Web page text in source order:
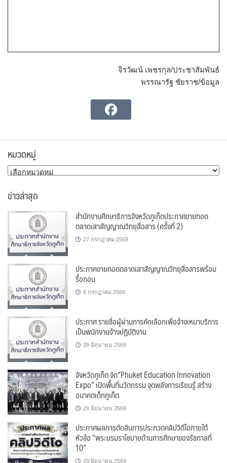
จิรวัฒน์ เพชรกุล/ประชาสัมพันธ์
พรรณารัฐ ชัยราช/ข้อมูล
หมวดหมู่
หมวด
ข่าวล่าสุด
สำนักงานศึกษาธิการจังหวัดภูเก็ตประกาศขายทอด
ตลาดเสาสัญญาณวิทยุสื่อสาร (ครั้งที่ 2)
27 กรกฎาคม 2569
ประกาศขายทอดตลาดเสาสัญญาณวิทยุสื่อสารพร้อม
รื้อถอน
8 กรกฎาคม 2569
ประกาศ รายชื่อผู้ผ่านการคัดเลือกเพื่อจ้างเหมาบริการ
เป็นพนักงานจ้างปฏิบัติงาน
29 มิถุนายน 2569
จังหวัดภูเก็ต จัด“Phuket Education Innovation
Expo” เปิดพื้นที่นวัตกรรม จุดพลังการเรียนรู้ สร้าง
อนาคตเด็กภูเก็ต
29 มิถุนายน 2569
ประกาศผลการตัดสินการประกวดคลิปวิดีโอภายใต้
หัวข้อ “พระบรมราโชบายด้านการศึกษาของรัชกาลที่
10”
29 มิถุนายน 2569